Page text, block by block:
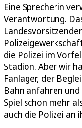
Eine Sprecherin
Verantwortung.
die Polizei im
Stadion. Aber wir
Fanlager, der
Bahn anfahren
Spiel schon mehr
auch die Polizei an